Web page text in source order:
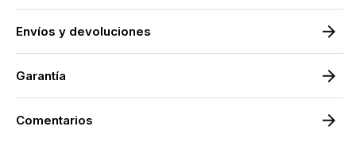
Diametro
60/70/80/90/100cm
de
60/
Envíos y devoluciones
Garantía
Comentarios